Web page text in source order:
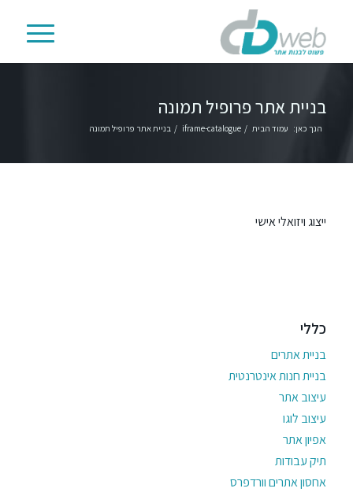
בניית אתר פרופיל תמונה
הנך כאן: עמוד הבית /
iframe-catalogue
/ בניית אתר פרופיל תמונה
ייצוג ויזואלי אישי
כללי
בניית אתרים
בניית חנות אינטרנטית
עיצוב אתר
עיצוב לוגו
אפיון אתר
תיק עבודות
אחסון אתרים וורדפרס